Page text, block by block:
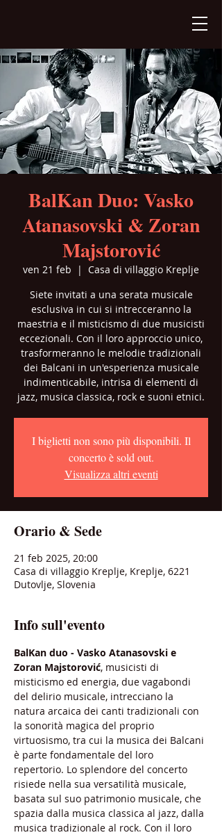
BalKan Duo: Vasko
Atanasovski & Zoran
Majstorović
ven 21 feb
  |
Casa di villaggio Kreplje
Siete invitati a una serata musicale
esclusiva in cui si intrecceranno la
maestria e il misticismo di due musicisti
eccezionali. Con il loro approccio unico,
trasformeranno le melodie tradizionali
dei Balcani in un'esperienza musicale
indimenticabile, intrisa di elementi di
jazz, musica classica, rock e suoni etnici.
I biglietti non sono più disponibili. Il
concerto è sold out.
Visualizza altri eventi
Orario & Sede
21 feb 2025, 20:00
Casa di villaggio Kreplje, Kreplje, 6221
Dutovlje, Slovenia
Info sull'evento
BalKan duo - Vasko Atanasovski e
Zoran Majstorović, musicisti di
misticismo ed energia, due vagabondi
del delirio musicale, intrecciano la
natura arcaica dei canti tradizionali con
la sonorità magica del proprio
virtuosismo, tra cui la musica dei Balcani
è parte fondamentale del loro
repertorio. Lo splendore del concerto
risiede nella sua versatilità musicale,
basata sul suo patrimonio musicale, che
spazia dalla musica classica al jazz, dalla
musica tradizionale al rock. Con il loro